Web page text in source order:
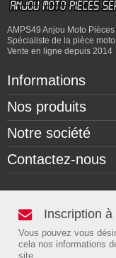
AMPS49 Anjou Moto
Spécialiste de la pièce
Vente en ligne depuis 2014
Informations
Nos produits
Notre société
Contactez-nous
Inscription
Vous pouvez vous
cela nos informations
site.